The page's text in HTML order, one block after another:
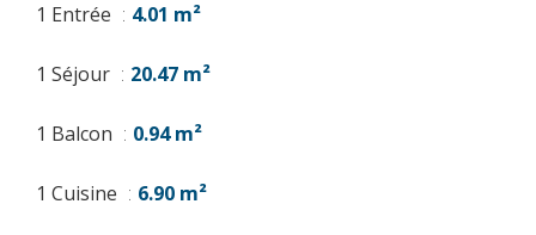
1 Entrée 4.01 m²
1 Séjour 20.47 m²
1 Balcon 0.94 m²
1 Cuisine 6.90 m²